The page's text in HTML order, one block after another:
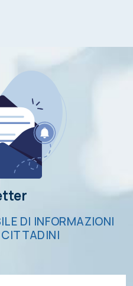
DI INFORMAZIONI
CITTADINI